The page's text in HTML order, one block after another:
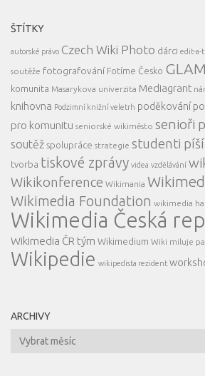
ŠTÍTKY
autorské právo Czech Wiki Photo dárci edit-a-
soutěže fotografování Fotíme Česko GLAM
komunita Masarykova univerzita Mediagrant
knihovna Podzimní knižní veletrh poděkování
pro komunitu seniorské wikiměsto senioři
soutěž spolupráce strategie studenti
tvorba tiskové zprávy videa vzdělávání
Wikikonference Wikimania
Wikimedia Foundation wikimedia
Wikimedia Česká
Wikimedia ČR tým Wikimedium Wiki miluje
Wikipedie wikipedista rezident
ARCHIVY
Archivy